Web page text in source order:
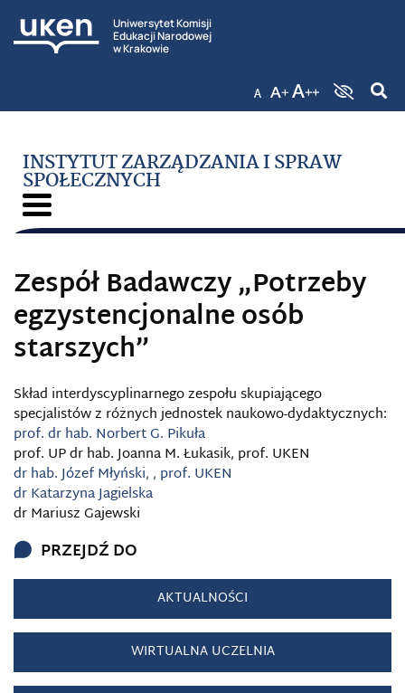
Uniwersytet Komisji
Edukacji Narodowej
w Krakowie
INSTYTUT ZARZĄDZANIA I SPRAW
SPOŁECZNYCH
Zespół Badawczy „Potrzeby
egzystencjonalne osób
starszych”
Skład interdyscyplinarnego zespołu skupiającego
specjalistów z różnych jednostek naukowo-dydaktycznych:
prof. dr hab. Norbert G. Pikuła
prof. UP dr hab. Joanna M. Łukasik, prof. UKEN
dr hab. Józef Młyński, , prof. UKEN
dr Katarzyna Jagielska
dr Mariusz Gajewski
PRZEJDŹ DO
AKTUALNOŚCI
WIRTUALNA UCZELNIA